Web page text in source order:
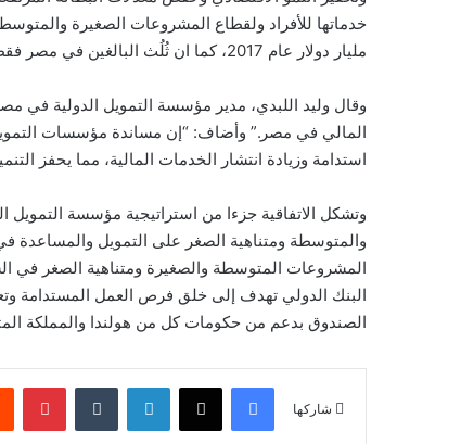
مليار دولار عام 2017، كما ان ثُلُث البالغين في مصر فقط لديهم إمكانية فتح حساب مصرفي.
وقال وليد اللبدي، مدير مؤسسة التمويل الدولية في
المالي في مصر.” وأضاف: “إن مساندة مؤسسات
استدامة وزيادة انتشار الخدمات المالية، مما يحفز
وتشكل الاتفاقية جزءا من استراتيجية مؤسسة
والمتوسطة ومتناهية الصغر على التمويل
المشروعات المتوسطة والصغيرة ومتناهية الصغر في
البنك الدولي تهدف إلى خلق فرص العمل المستدامة
الصندوق بدعم من حكومات كل من هولندا والمملكة
شاركها
فيسبوك ‫X لينكدإن